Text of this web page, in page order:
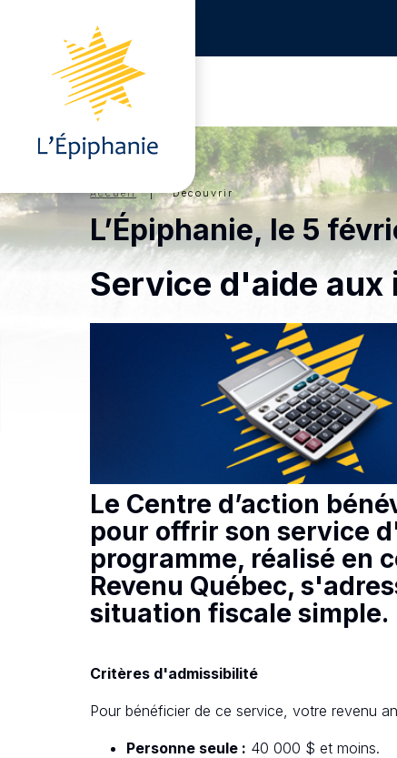
Accueil| Découvrir
L’Épiphanie, le 5
Service d'aide
Le Centre d’action
pour offrir son service
programme, réalisé en
Revenu Québec,
situation fiscale simple.
Critères d'admissibilité
Pour bénéficier de ce service, votre revenu
Personne seule : 40 000 $ et moins.